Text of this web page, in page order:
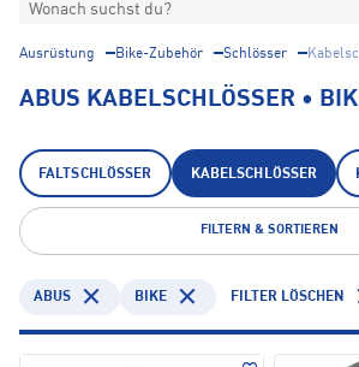
Wonach suchst du?
Ausrüstung Bike-Zubehör Schlösser
ABUS KABELSCHLÖSSER •
FALTSCHLÖSSER KABELSCHLÖSSER
FILTERN & SORTIEREN
ABUS BIKE FILTER LÖSCHEN